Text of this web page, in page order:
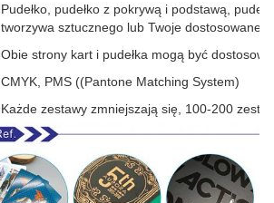
Pudełko, pudełko z pokrywą i podstawą,
tworzywa sztucznego lub Twoje dostosowane
Obie strony kart i pudełka mogą być
CMYK, PMS ((Pantone Matching System)
Każde zestawy zmniejszają się, 100-200